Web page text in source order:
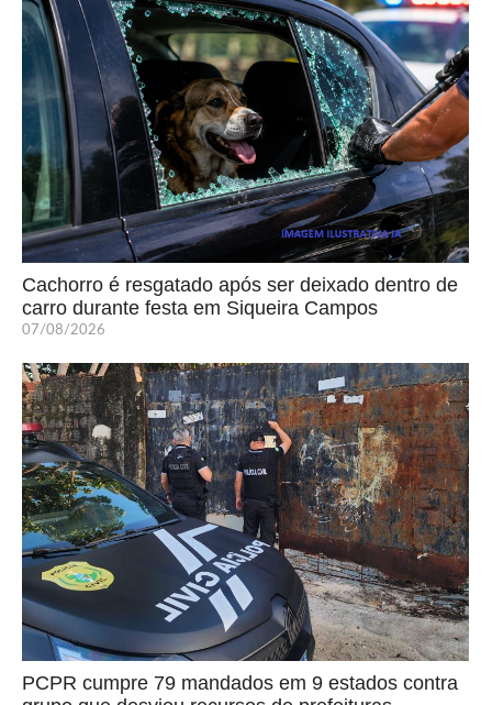
Cachorro é resgatado após ser deixado dentro de
carro durante festa em Siqueira Campos
07/08/2026
PCPR cumpre 79 mandados em 9 estados contra